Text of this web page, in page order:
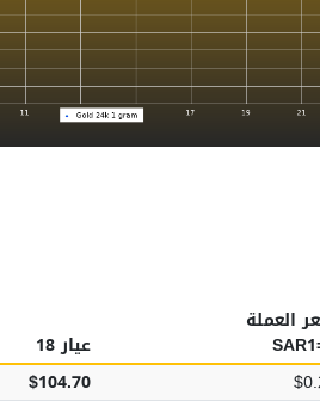
العملة
عيار 18
$104.70